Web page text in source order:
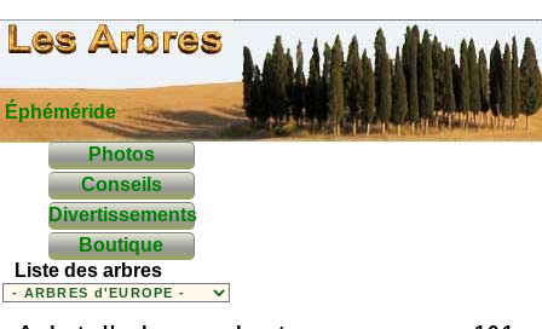
Éphéméride
Photos
Conseils
Divertissements
Boutique
Liste des arbres